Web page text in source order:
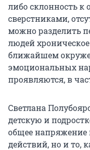
либо склонность к
сверстниками,
можно разделить
людей
ближайшем
эмоциональных
проявляются, в
Светлана
детскую и
общее напряжение
действий, но и то,